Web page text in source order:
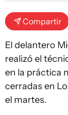
Compartir
El delantero
realizó el
en la práctica
cerradas en
el martes.